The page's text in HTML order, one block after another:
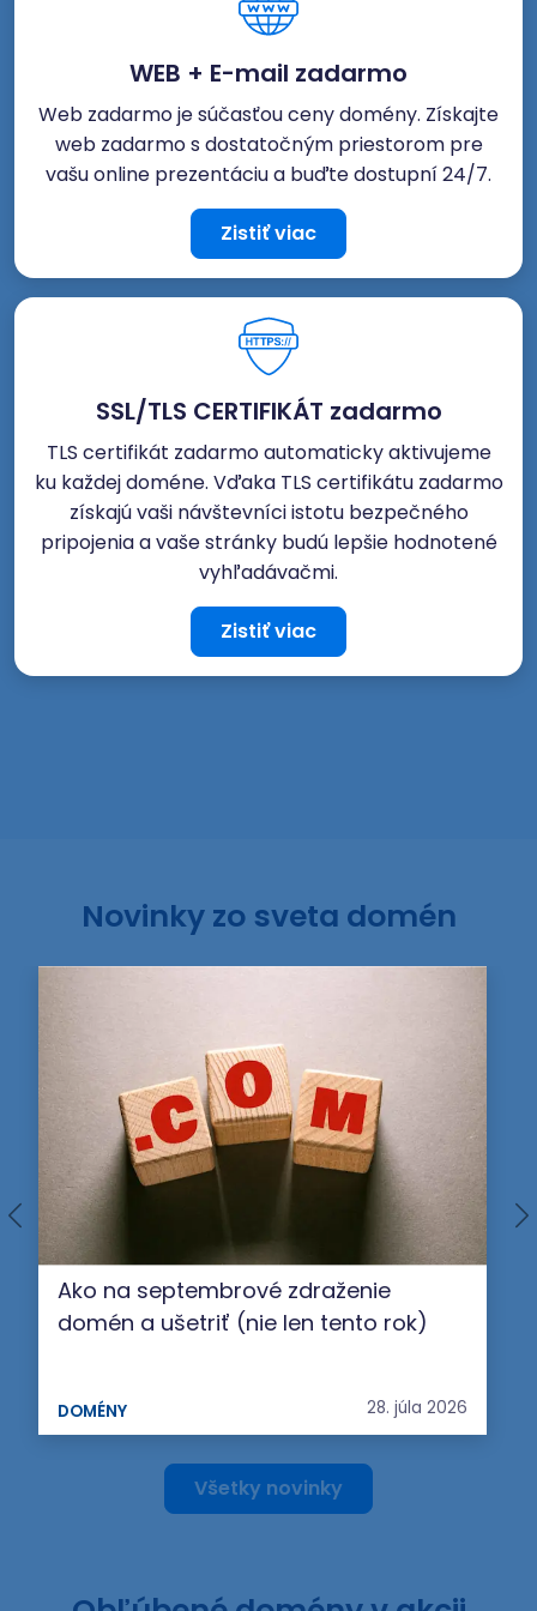
WEB + E-mail zadarmo
Web zadarmo je súčasťou ceny domény. Získajte
web zadarmo s dostatočným priestorom pre
vašu online prezentáciu a buďte dostupní 24/7.
Zistiť viac
SSL/TLS CERTIFIKÁT zadarmo
TLS certifikát zadarmo automaticky aktivujeme
ku každej doméne. Vďaka TLS certifikátu zadarmo
získajú vaši návštevníci istotu bezpečného
pripojenia a vaše stránky budú lepšie hodnotené
vyhľadávačmi.
Zistiť viac
Novinky zo sveta domén
Ako na septembrové zdraženie
domén a ušetriť (nie len tento rok)
DOMÉNY 28. júla 2026
Všetky novinky